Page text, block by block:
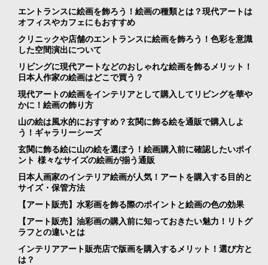
エントランスに絵画を飾ろう！絵画の種類とは？現代アートは
オフィスやカフェにもおすすめ
クリニックや店舗のエントランスに絵画を飾ろう！色彩を意識
した空間演出について
リビングに現代アートなどのおしゃれな絵画を飾るメリット！
日本人作家の絵画はどこで買う？
現代アートの絵画をインテリアとして購入してリビングを華や
かに！絵画の飾り方
山の絵は風水的におすすめ？玄関に飾る絵を通販で購入しよ
う！ギャラリーシーズ
玄関に飾る絵に山の絵を選ぼう！絵画購入前に確認したいポイ
ント 様々なサイズの絵画が揃う通販
日本人画家のインテリア絵画が人気！アートを購入する目的と
サイズ・保管方法
【アート販売】水彩画を飾る際のポイントと絵画の色の効果
【アート販売】油彩画の購入前に知っておきたい魅力！リトグ
ラフとの違いとは
インテリアアート販売店で版画を購入するメリット！選び方と
は？